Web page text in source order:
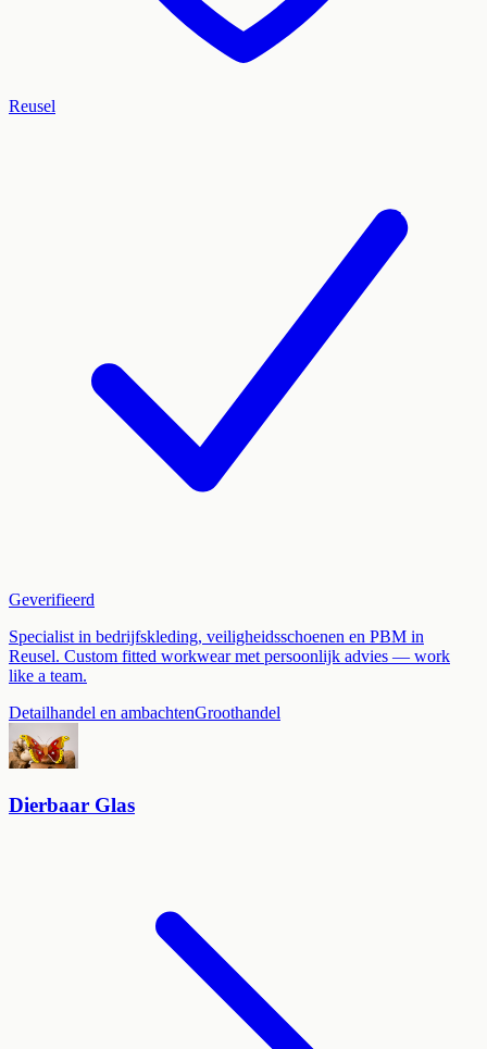
Reusel
Geverifieerd
Specialist in bedrijfskleding, veiligheidsschoenen en PBM in
Reusel. Custom fitted workwear met persoonlijk advies — work
like a team.
Detailhandel en ambachtenGroothandel
Dierbaar Glas